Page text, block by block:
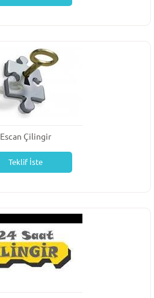
Escan Çilingir
Teklif İste